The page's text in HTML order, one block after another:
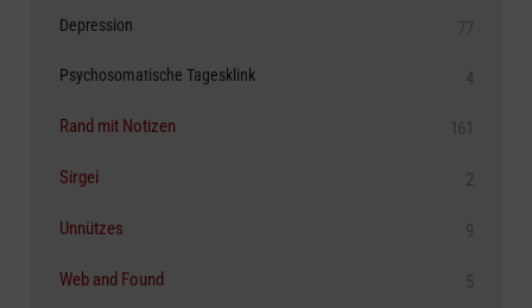
Depression 77
Psychosomatische Tagesklink 4
Rand mit Notizen 161
Sirgei 2
Unnützes 9
Web and Found 5